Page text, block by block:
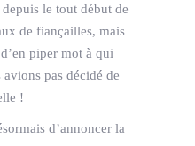
le tout début de
de fiançailles, mais
piper mot à qui
pas décidé de
!
d’annoncer la